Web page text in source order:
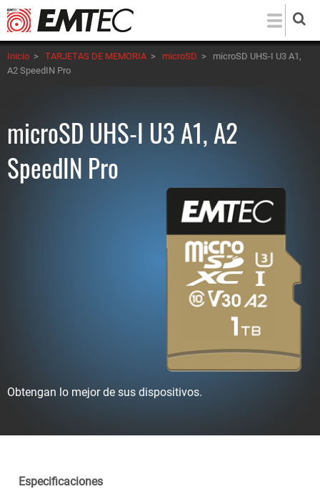
Pasar
al
contenido
principal
Inicio > TARJETAS DE MEMORIA > microSD >
microSD UHS-I U3 A1,
A2 SpeedIN Pro
microSD UHS-I U3 A1, A2
SpeedIN Pro
Obtengan lo mejor de sus dispositivos.
Especificaciones